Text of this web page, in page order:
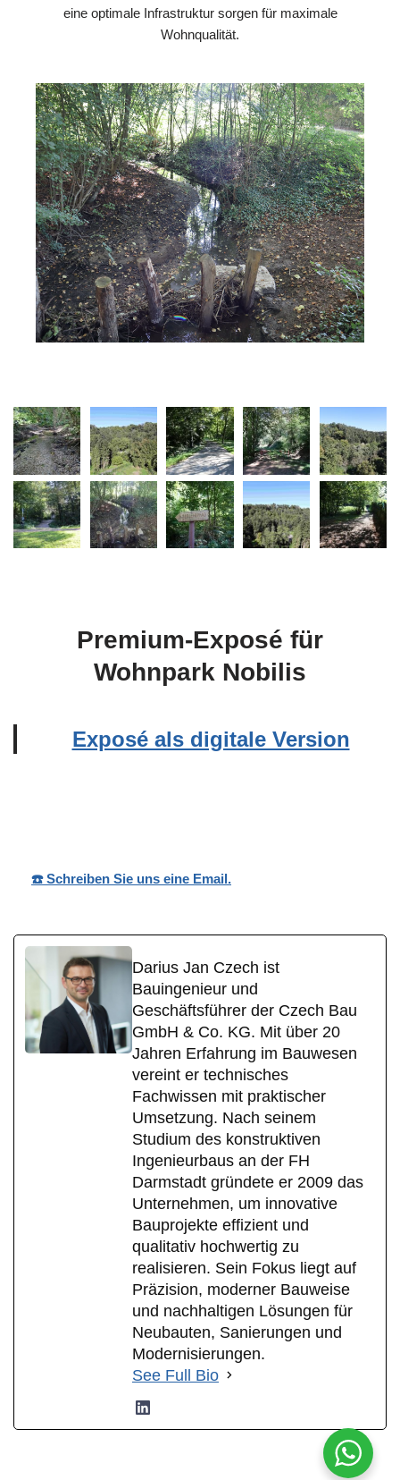
eine optimale Infrastruktur sorgen für maximale
Wohnqualität.
Premium-Exposé für
Wohnpark Nobilis
Exposé als digitale Version
☎️ Schreiben Sie uns eine Email.
Darius Jan Czech ist
Bauingenieur und
Geschäftsführer der Czech Bau
GmbH & Co. KG. Mit über 20
Jahren Erfahrung im Bauwesen
vereint er technisches
Fachwissen mit praktischer
Umsetzung. Nach seinem
Studium des konstruktiven
Ingenieurbaus an der FH
Darmstadt gründete er 2009 das
Unternehmen, um innovative
Bauprojekte effizient und
qualitativ hochwertig zu
realisieren. Sein Fokus liegt auf
Präzision, moderner Bauweise
und nachhaltigen Lösungen für
Neubauten, Sanierungen und
Modernisierungen.
See Full Bio